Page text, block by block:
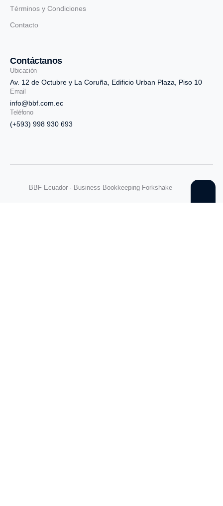
Términos y Condiciones
Contacto
Contáctanos
Ubicación
Av. 12 de Octubre y La Coruña, Edificio Urban Plaza, Piso 10
Email
info@bbf.com.ec
Teléfono
(+593) 998 930 693
BBF Ecuador · Business Bookkeeping Forkshake